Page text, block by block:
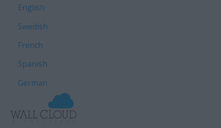
English
Swedish
French
Spanish
German